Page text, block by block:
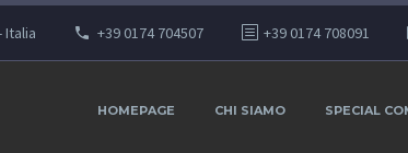
Italia +39 0174 704507 +39 0174 708091
HOMEPAGE CHI SIAMO SPECIAL